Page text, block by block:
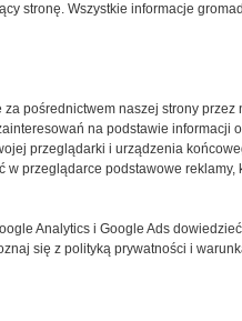
jednostek specjalnych w kraju
stronę. Wszystkie informacje
pośrednictwem naszej strony przez
na podstawie informacji
przeglądarki i urządzenia
przeglądarce podstawowe reklamy,
Analytics i Google Ads
się z polityką prywatności i